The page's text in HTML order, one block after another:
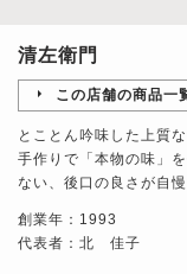
清左衛門
この店舗の商品一
とことん吟味した上質
手作りで「本物の味」
ない、後口の良さが自慢
創業年：1993
代表者：北 佳子